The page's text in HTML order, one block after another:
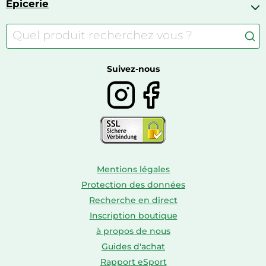
Meubles à langer
Appareils de fitness
Camping
Caravaning
Épicerie
Autour du café
Autour du thé
Suivez-nous
Mentions légales
Protection des données
Recherche en direct
Inscription boutique
à propos de nous
Guides d'achat
Rapport eSport